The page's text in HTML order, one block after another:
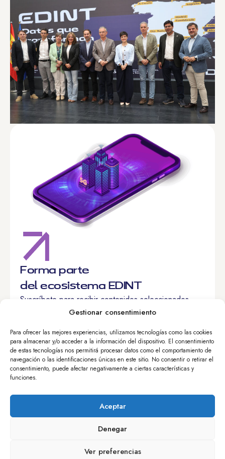
Gestionar consentimiento
Para ofrecer las mejores experiencias, utilizamos tecnologías como las cookies
para almacenar y/o acceder a la información del dispositivo. El consentimiento
de estas tecnologías nos permitirá procesar datos como el comportamiento de
navegación o las identificaciones únicas en este sitio. No consentir o retirar el
consentimiento, puede afectar negativamente a ciertas características y
funciones.
Aceptar
Denegar
Ver preferencias
Forma parte
del ecosistema EDINT
Suscríbete para recibir contenidos seleccionados,
recursos exclusivos y conocer de primera mano las
He leído y acepto el
políticas de
Quiero suscribirme
Calle Nuncio, 8 – 28005 Madrid, España